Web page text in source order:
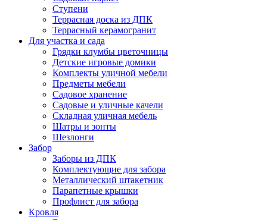
Ступени
Террасная доска из ДПК
Террасный керамогранит
Для участка и сада
Грядки клумбы цветочницы
Детские игровые домики
Комплекты уличной мебели
Предметы мебели
Садовое хранение
Садовые и уличные качели
Складная уличная мебель
Шатры и зонты
Шезлонги
Забор
Заборы из ДПК
Комплектующие для забора
Металлический штакетник
Парапетные крышки
Профлист для забора
Кровля